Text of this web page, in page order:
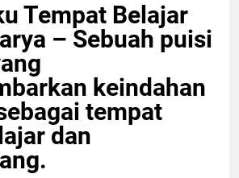
Tempat Belajar
– Sebuah puisi
keindahan
tempat
dan